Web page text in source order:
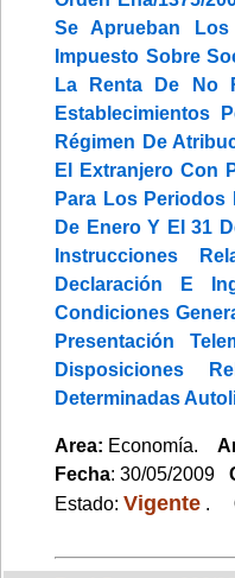
Se Aprueban Los
Impuesto Sobre
La Renta De No
Establecimientos
Régimen De
El Extranjero Con
Para Los
De Enero Y El 31
Instrucciones
Declaración E
Condiciones
Presentación
Disposiciones
Determinadas
Area: Economía.
Fecha: 30/05/2009
Estado: Vigente .